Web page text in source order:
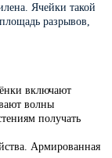
Ячейки такой
разрывов,
включают
волны
получать
Армированная